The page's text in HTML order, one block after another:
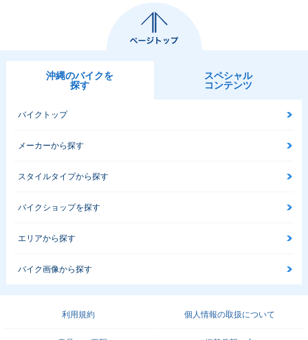
沖縄のバイクを
探す
スペシャル
コンテンツ
バイクトップ
メーカーから探す
スタイルタイプから探す
バイクショップを探す
エリアから探す
バイク画像から探す
利用規約 個人情報の取扱について